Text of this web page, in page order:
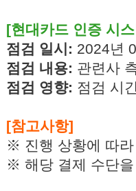
[현대카드 인증 시
점검 일시: 2024년
점검 내용: 관련사
점검 영향: 점검 시
[참고사항]
※ 진행 상황에 따
※ 해당 결제 수단